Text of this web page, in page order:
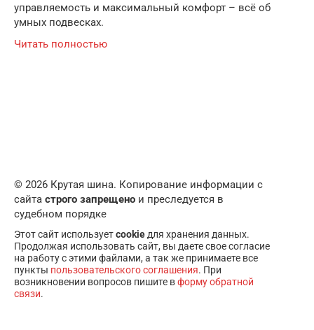
управляемость и максимальный комфорт – всё об
умных подвесках.
Читать полностью
© 2026 Крутая шина. Копирование информации с
сайта строго запрещено и преследуется в
судебном порядке
Этот сайт используетcookie для хранения данных.
Продолжая использовать сайт, вы даете свое согласие
на работу с этими файлами, а так же принимаете все
пункты пользовательского соглашения. При
возникновении вопросов пишите вформу обратной
связи.